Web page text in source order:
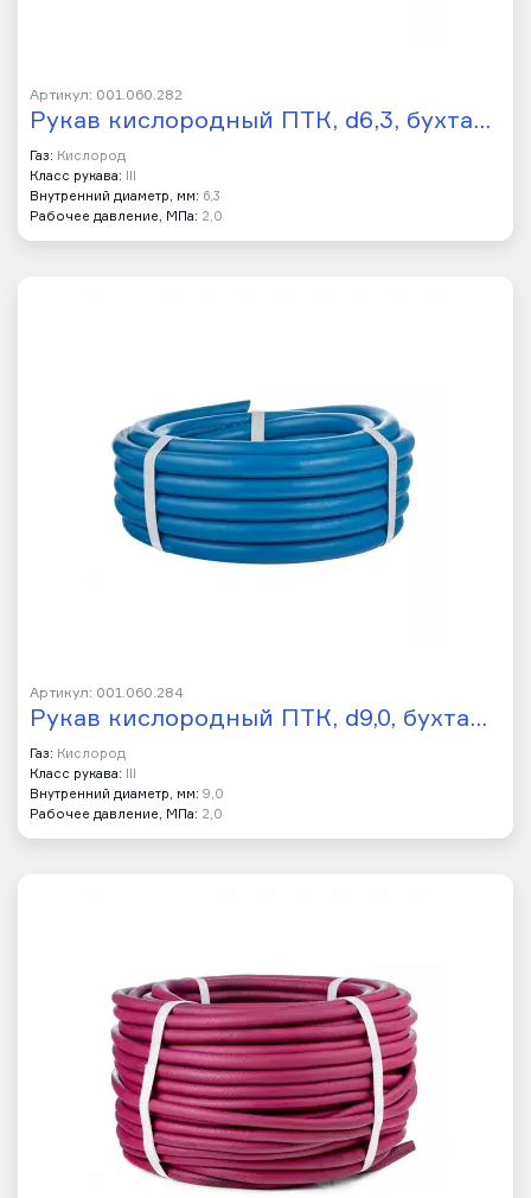
Артикул: 001.060.282
Рукав кислородный ПТК, d6,3, бухта…
Газ: Кислород
Класс рукава:
Внутренний диаметр, мм: 6,3
Рабочее давление, МПа: 2,0
Артикул: 001.060.284
Рукав кислородный ПТК, d9,0, бухта…
Газ: Кислород
Класс рукава:
Внутренний диаметр, мм: 9,0
Рабочее давление, МПа: 2,0